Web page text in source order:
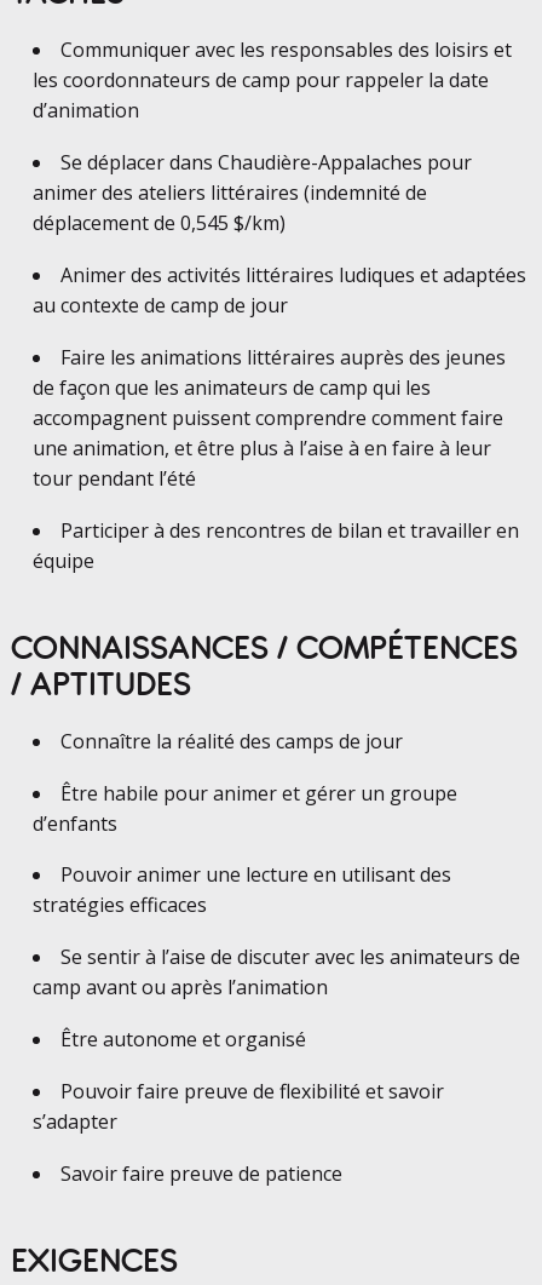
Communiquer avec les responsables des loisirs et
les coordonnateurs de camp pour rappeler la date
d’animation
Se déplacer dans Chaudière-Appalaches pour
animer des ateliers littéraires (indemnité de
déplacement de 0,545 $/km)
Animer des activités littéraires ludiques et adaptées
au contexte de camp de jour
Faire les animations littéraires auprès des jeunes
de façon que les animateurs de camp qui les
accompagnent puissent comprendre comment faire
une animation, et être plus à l’aise à en faire à leur
tour pendant l’été
Participer à des rencontres de bilan et travailler en
équipe
CONNAISSANCES / COMPÉTENCES
/ APTITUDES
Connaître la réalité des camps de jour
Être habile pour animer et gérer un groupe
d’enfants
Pouvoir animer une lecture en utilisant des
stratégies efficaces
Se sentir à l’aise de discuter avec les animateurs de
camp avant ou après l’animation
Être autonome et organisé
Pouvoir faire preuve de flexibilité et savoir
s’adapter
Savoir faire preuve de patience
EXIGENCES